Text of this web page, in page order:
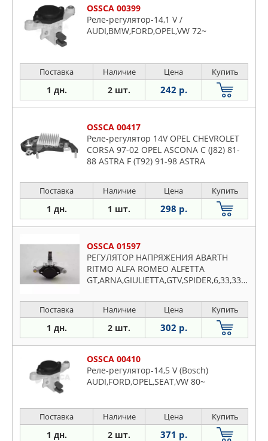
OSSCA 00399
Реле-регулятор-14,1 V /
AUDI,BMW,FORD,OPEL,VW 72~
Поставка Наличие Цена Купить
1 дн. 2 шт. 242 р.
OSSCA 00417
Реле-регулятор 14V OPEL CHEVROLET
CORSA 97-02 OPEL ASCONA C (J82) 81-
88 ASTRA F (T92) 91-98 ASTRA
Поставка Наличие Цена Купить
1 дн. 1 шт. 298 р.
OSSCA 01597
РЕГУЛЯТОР НАПРЯЖЕНИЯ ABARTH
RITMO ALFA ROMEO ALFETTA
GT,ARNA,GIULIETTA,GTV,SPIDER,6,33,33,33
Поставка Наличие Цена Купить
1 дн. 2 шт. 302 р.
OSSCA 00410
Реле-регулятор-14,5 V (Bosch)
AUDI,FORD,OPEL,SEAT,VW 80~
Поставка Наличие Цена Купить
1 дн. 2 шт. 371 р.